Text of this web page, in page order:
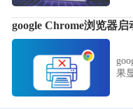
google Chrome浏览器
果